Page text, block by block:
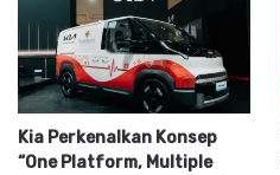
Kia Perkenalkan Konsep
“One Platform, Multiple